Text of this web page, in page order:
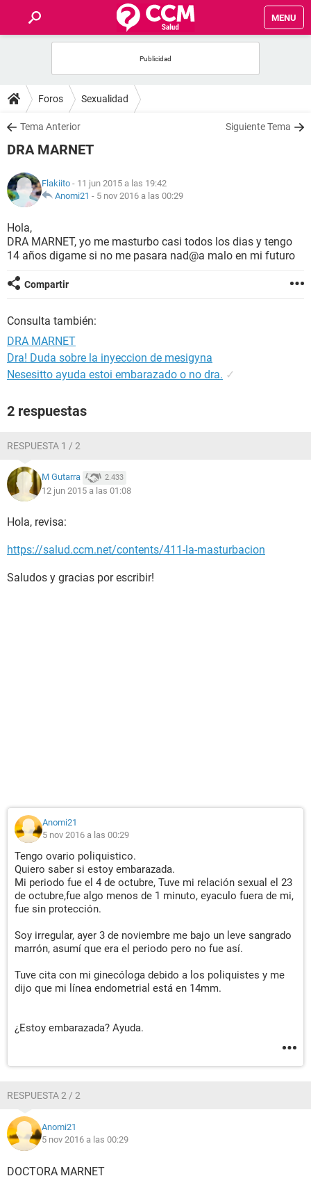
MENU
FOROS
SALUD
NUTRICIÓN
BIENESTAR
Foros Sexualidad
Tema Anterior Siguiente Tema
DRA MARNET
Flakiito - 11 jun 2015 a las 19:42
Anomi21 - 5 nov 2016 a las 00:29
Hola,
DRA MARNET, yo me masturbo casi todos los dias y tengo
14 años digame si no me pasara nad@a malo en mi futuro
Compartir
Consulta también:
DRA MARNET
Dra! Duda sobre la inyeccion de mesigyna
Nesesitto ayuda estoi embarazado o no dra. ✓
2 respuestas
RESPUESTA 1 / 2
M Gutarra 2.433
12 jun 2015 a las 01:08
Hola, revisa:
https://salud.ccm.net/contents/411-la-masturbacion
Saludos y gracias por escribir!
Anomi21
5 nov 2016 a las 00:29
Tengo ovario poliquistico.
Quiero saber si estoy embarazada.
Mi periodo fue el 4 de octubre, Tuve mi relación sexual el 23
de octubre,fue algo menos de 1 minuto, eyaculo fuera de mi,
fue sin protección.
Soy irregular, ayer 3 de noviembre me bajo un leve sangrado
marrón, asumí que era el periodo pero no fue así.
Tuve cita con mi ginecóloga debido a los poliquistes y me
dijo que mi línea endometrial está en 14mm.
¿Estoy embarazada? Ayuda.
RESPUESTA 2 / 2
Anomi21
5 nov 2016 a las 00:29
DOCTORA MARNET